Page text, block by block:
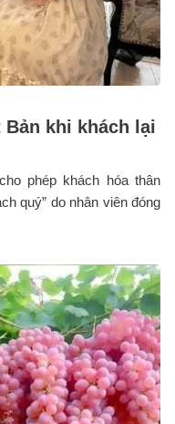
Bản khi khách lại
phép khách hóa thân
quý” do nhân viên đóng